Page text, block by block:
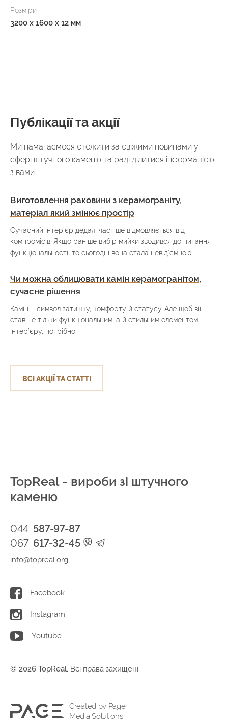
Розміри
3200 x 1600 x 12 мм
Публікації та акції
Ми намагаємося стежити за свіжими новинами у
сфері штучного каменю та раді ділитися інформацією
з вами
Виготовлення раковини з керамограніту,
матеріал який змінює простір
Сучасний інтер’єр дедалі частіше відмовляється від
компромісів. Якщо раніше вибір мийки зводився до питання
функціональності, то сьогодні вона стала невід’ємною
Чи можна облицювати камін керамогранітом,
сучасне рішення
Камін – символ затишку, комфорту й статусу. Але щоб він
став не тільки функціональним, а й стильним елементом
інтер’єру, потрібно
ВСІ АКЦІЇ ТА СТАТТІ
TopReal - вироби зі штучного
каменю
044 587-97-87
067 617-32-45
info@topreal.org
Facebook
Instagram
Youtube
© 2026 TopReal. Всі права захищені
Created by Page
Media Solutions